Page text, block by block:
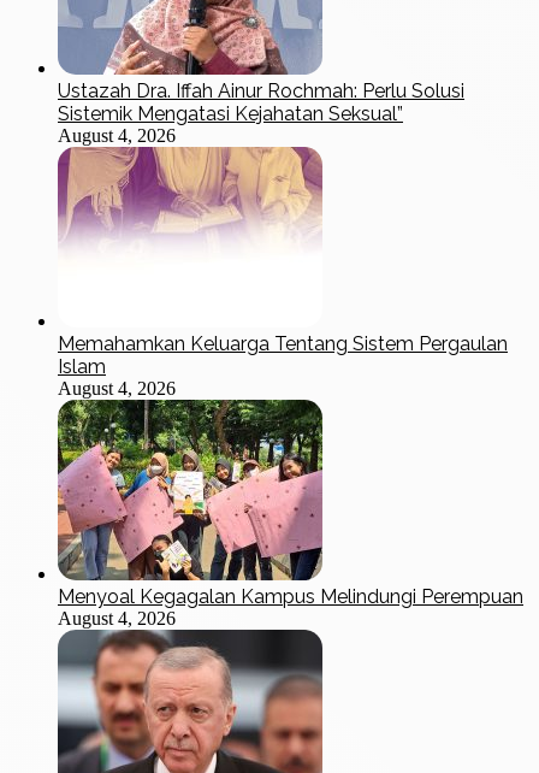
Ustazah Dra. Iffah Ainur Rochmah: Perlu Solusi
Sistemik Mengatasi Kejahatan Seksual”
August 4, 2026
Memahamkan Keluarga Tentang Sistem Pergaulan
Islam
August 4, 2026
Menyoal Kegagalan Kampus Melindungi Perempuan
August 4, 2026